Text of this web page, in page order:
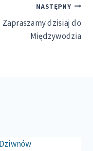
NASTĘPNY
Zapraszamy dzisiaj do
Międzywodzia